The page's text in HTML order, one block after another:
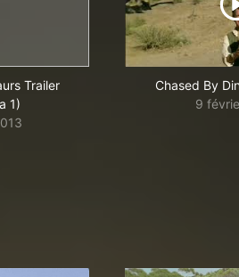
Trailer
1)
Chased By
9